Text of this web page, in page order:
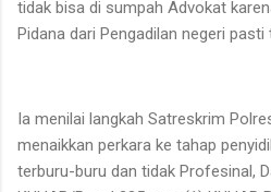
tidak bisa di sumpah Advokat
Pidana dari Pengadilan negeri pasti
Ia menilai langkah Satreskrim
menaikkan perkara ke tahap
terburu-buru dan tidak Profesinal,